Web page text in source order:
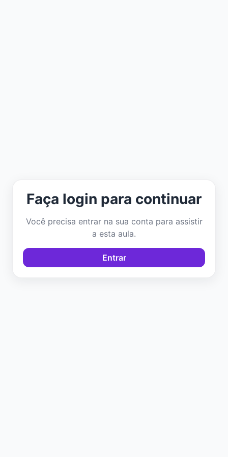
Faça login para continuar
Você precisa entrar na sua conta para assistir
a esta aula.
Entrar